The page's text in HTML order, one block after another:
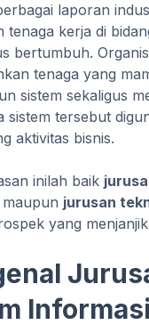
laporan
tenaga kerja di
bertumbuh.
tenaga yang
sistem sekaligus
sistem tersebut
aktivitas bisnis.
inilah baik
maupun jurusan
yang